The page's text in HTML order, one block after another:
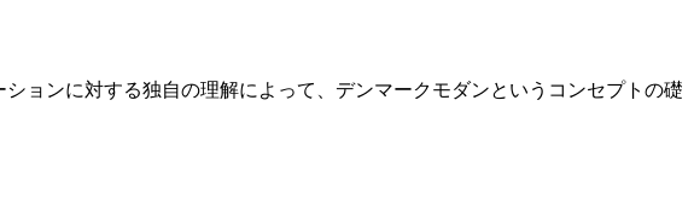
ョンに対する独自の理解によって、デンマークモダンというコンセプトの礎